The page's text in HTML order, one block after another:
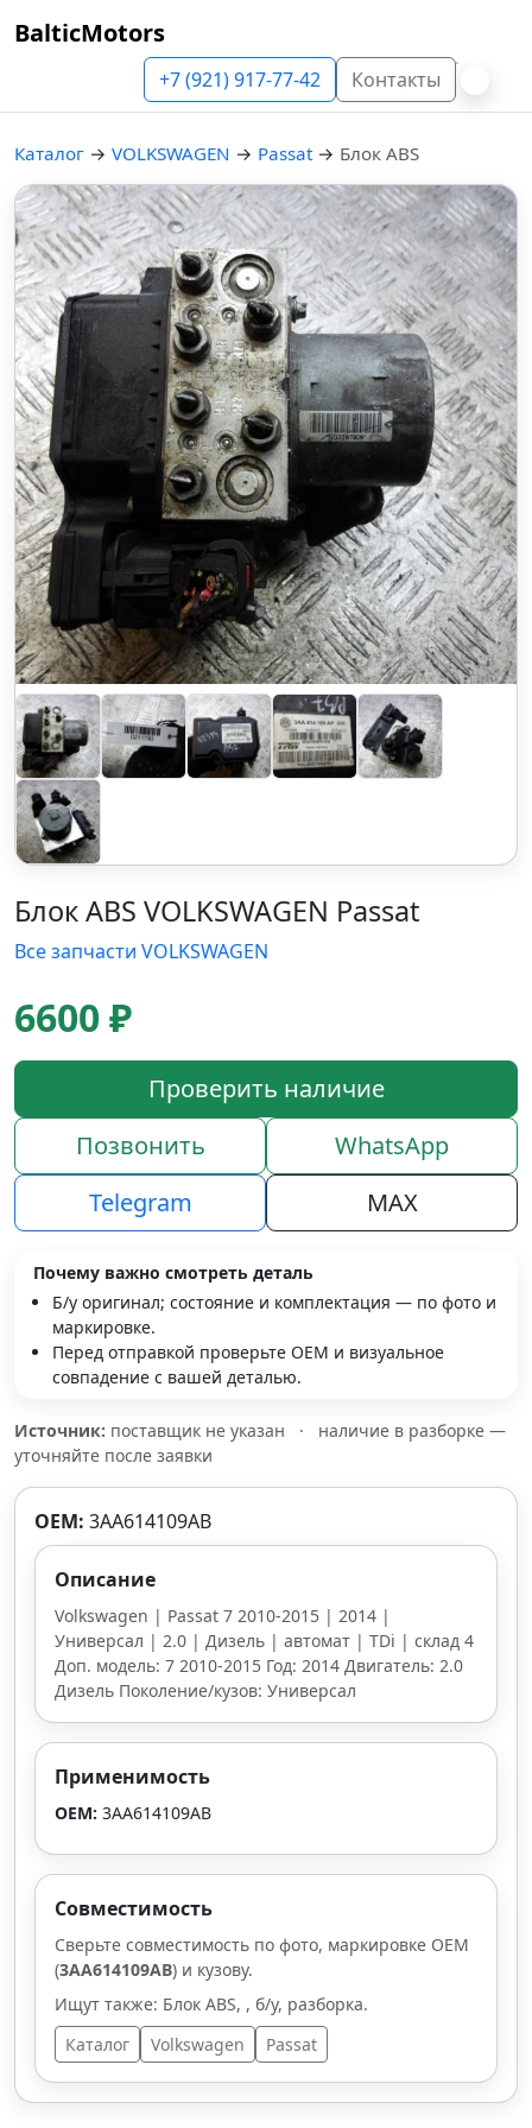
BalticMotors
+7 (921) 917-77-42 Контакты
Каталог → VOLKSWAGEN → Passat → Блок ABS
Блок ABS VOLKSWAGEN Passat
Все запчасти VOLKSWAGEN
6600 ₽
Проверить наличие
Позвонить
WhatsApp
Telegram
MAX
Почему важно смотреть деталь
Б/у оригинал; состояние и комплектация — по фото и
маркировке.
Перед отправкой проверьте OEM и визуальное
совпадение с вашей деталью.
Источник: поставщик не указан ·
наличие в разборке —
уточняйте после заявки
OEM: 3AA614109AB
Описание
Volkswagen | Passat 7 2010-2015 | 2014 |
Универсал | 2.0 | Дизель | автомат | TDi | склад 4
Доп. модель: 7 2010-2015 Год: 2014 Двигатель: 2.0
Дизель Поколение/кузов: Универсал
Применимость
OEM: 3AA614109AB
Совместимость
Сверьте совместимость по фото, маркировке OEM
(3AA614109AB) и кузову.
Ищут также: Блок ABS, , б/у, разборка.
Каталог
Volkswagen Passat